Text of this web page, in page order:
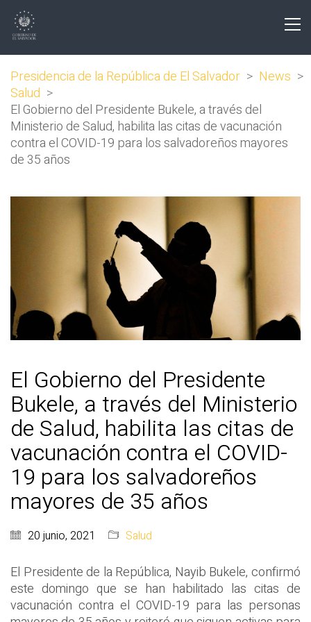
Presidencia de la República de El Salvador > News >
Salud >
El Gobierno del Presidente Bukele, a través del
Ministerio de Salud, habilita las citas de vacunación
contra el COVID-19 para los salvadoreños mayores
de 35 años
El Gobierno del Presidente
Bukele, a través del Ministerio
de Salud, habilita las citas de
vacunación contra el COVID-
19 para los salvadoreños
mayores de 35 años
20 junio, 2021 Salud
El Presidente de la República, Nayib Bukele, confirmó
este domingo que se han habilitado las citas de
vacunación contra el COVID-19 para las personas